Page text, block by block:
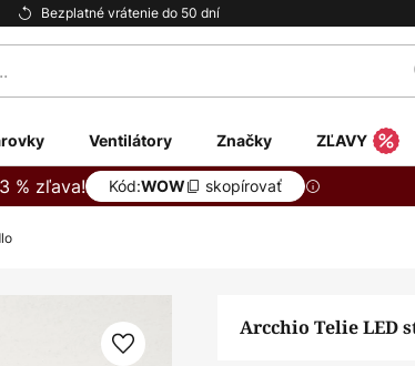
Bezplatné vrátenie do 50 dní
Ventilátory Značky ZĽAVY
% zľava! Kód:WOW skopírovať
Arcchio Telie LED